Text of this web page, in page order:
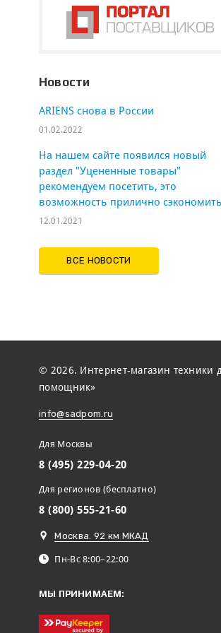
Новости
ARIENS cнова в России
01.02.2022
На нашем сайте появился новый
раздел "Уцененные товары"
рекомендуем посетить, это
возможность прилично
12.01.2021
ВСЕ НОВОСТИ
© 2026. Интернет-магазин техники
помощник»
info@sadpom.ru
Для Москвы
8 (495) 229-04-20
Для регионов (бесплатно)
8 (800) 555-21-60
Москва. 92 км МКАД
Пн-Вс 8:00–22:00
МЫ ПРИНИМАЕМ: